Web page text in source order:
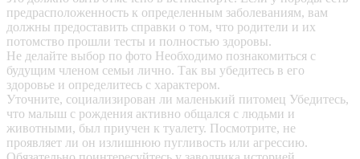
предрасположенность к определенным заболеваниям, вам
должны предоставить справки о том, что родители и их
потомство прошли тесты и полностью здоровы.
Не делайте выбор по фото Необходимо познакомиться с
будущим членом семьи лично. Так вы убедитесь в его
здоровье и определитесь с характером.
Уточните, социализирован ли маленький питомец Убедитесь,
что малыш с рождения активно общался с людьми и
животными, был приучен к туалету. Посмотрите, не
проявляет ли он излишнюю пугливость или агрессию.